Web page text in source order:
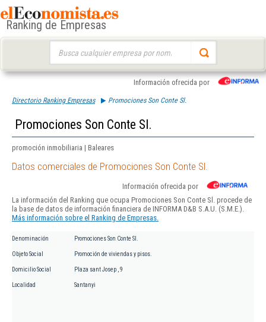
Ranking de Empresas
Información ofrecida por
Directorio Ranking Empresas Promociones Son Conte Sl.
Promociones Son Conte Sl.
promoción inmobiliaria | Baleares
Datos comerciales de Promociones Son Conte Sl.
Información ofrecida por
La información del Ranking que ocupa Promociones Son Conte Sl. procede de
la base de datos de información financiera de INFORMA D&B S.A.U. (S.M.E.).
Más información sobre el Ranking de Empresas.
Denominación Promociones Son Conte Sl.
Objeto Social Promoción de viviendas y pisos.
Domicilio Social Plaza sant Josep , 9
Localidad Santanyi